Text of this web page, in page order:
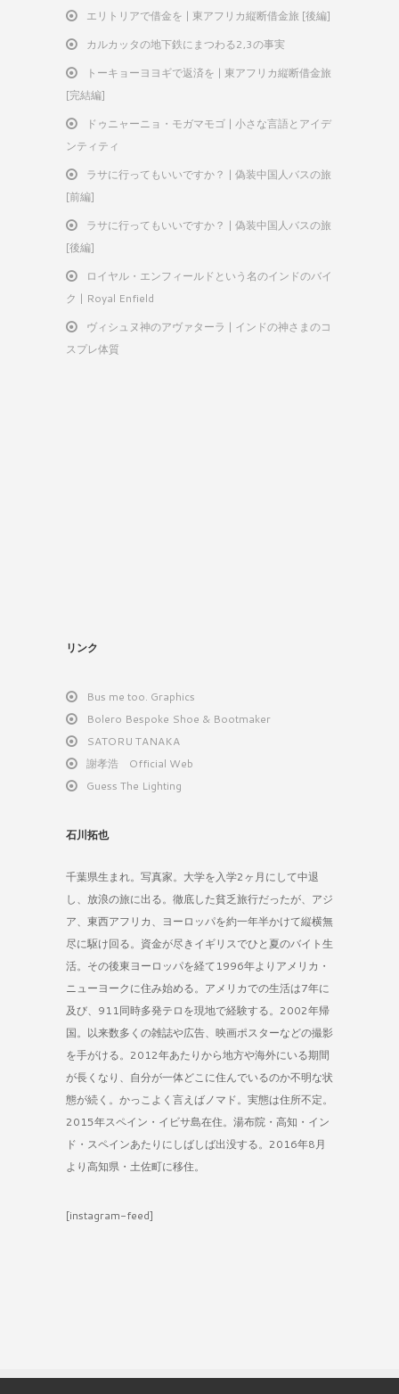
エリトリアで借金を | 東アフリカ縦断借金旅 [後編]
カルカッタの地下鉄にまつわる2,3の事実
トーキョーヨヨギで返済を | 東アフリカ縦断借金旅
[完結編]
ドゥニャーニョ・モガマモゴ | 小さな言語とアイデ
ンティティ
ラサに行ってもいいですか？ | 偽装中国人バスの旅
[前編]
ラサに行ってもいいですか？ | 偽装中国人バスの旅
[後編]
ロイヤル・エンフィールドという名のインドのバイ
ク | Royal Enfield
ヴィシュヌ神のアヴァターラ | インドの神さまのコ
スプレ体質
リンク
Bus me too. Graphics
Bolero Bespoke Shoe & Bootmaker
SATORU TANAKA
謝孝浩 Official Web
Guess The Lighting
石川拓也
千葉県生まれ。写真家。大学を入学2ヶ月にして中退
し、放浪の旅に出る。徹底した貧乏旅行だったが、アジ
ア、東西アフリカ、ヨーロッパを約一年半かけて縦横無
尽に駆け回る。資金が尽きイギリスでひと夏のバイト生
活。その後東ヨーロッパを経て1996年よりアメリカ・
ニューヨークに住み始める。アメリカでの生活は7年に
及び、911同時多発テロを現地で経験する。2002年帰
国。以来数多くの雑誌や広告、映画ポスターなどの撮影
を手がける。2012年あたりから地方や海外にいる期間
が長くなり、自分が一体どこに住んでいるのか不明な状
態が続く。かっこよく言えばノマド。実態は住所不定。
2015年スペイン・イビサ島在住。湯布院・高知・イン
ド・スペインあたりにしばしば出没する。2016年8月
より高知県・土佐町に移住。
[instagram-feed]